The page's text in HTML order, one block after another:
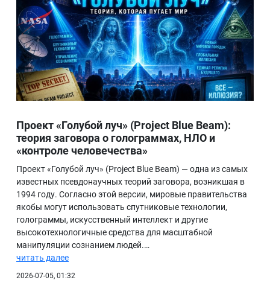
Проект «Голубой луч» (Project Blue Beam):
теория заговора о голограммах, НЛО и
«контроле человечества»
Проект «Голубой луч» (Project Blue Beam) — одна из самых
известных псевдонаучных теорий заговора, возникшая в
1994 году. Согласно этой версии, мировые правительства
якобы могут использовать спутниковые технологии,
голограммы, искусственный интеллект и другие
высокотехнологичные средства для масштабной
манипуляции сознанием людей.…
читать далее
2026-07-05, 01:32